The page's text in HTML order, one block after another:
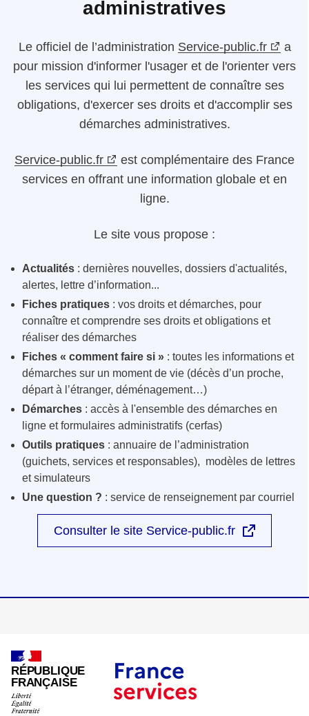
administratives
Le officiel de l’administration Service-public.fr
a
pour mission d'informer l'usager et de l'orienter vers
les services qui lui permettent de connaître ses
obligations, d'exercer ses droits et d'accomplir ses
démarches administratives.
Service-public.fr
est complémentaire des France
services en offrant une information globale et en
ligne.
Le site vous propose :
Actualités : dernières nouvelles, dossiers d'actualités,
alertes, lettre d’information...
Fiches pratiques : vos droits et démarches, pour
connaître et comprendre ses droits et obligations et
réaliser des démarches
Fiches « comment faire si » : toutes les informations et
démarches sur un moment de vie (décès d’un proche,
départ à l’étranger, déménagement…)
Démarches : accès à l'ensemble des démarches en
ligne et formulaires administratifs (cerfas)
Outils pratiques : annuaire de l’administration
(guichets, services et responsables), modèles de lettres
et simulateurs
Une question ? : service de renseignement par courriel
Consulter le site Service-public.fr
RÉPUBLIQUE
FRANÇAISE